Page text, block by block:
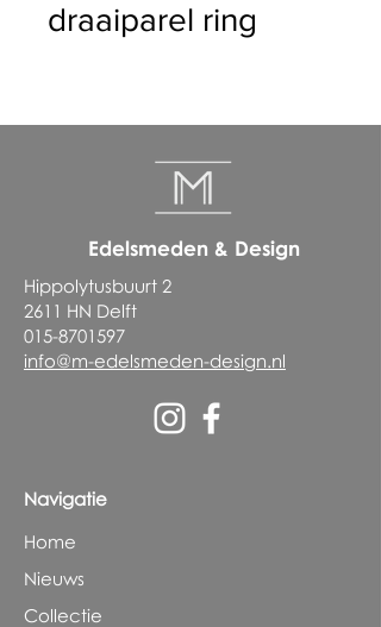
draaiparel ring
Edelsmeden & Design
Hippolytusbuurt 2
2611 HN Delft
015-8701597
info@m-edelsmeden-design.nl
Navigatie
Home
Nieuws
Collectie